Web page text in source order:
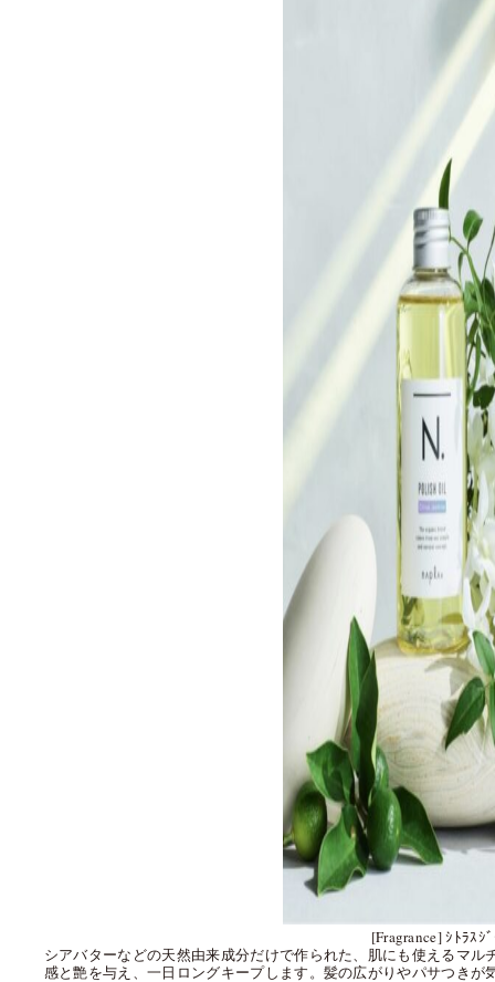
[Fragrance] ｼﾄﾗｽｼ
シアバターなどの天然由来成分だけで作られた、肌にも使えるマ
感と艶を与え、一日ロングキープします。髪の広がりやパサつき